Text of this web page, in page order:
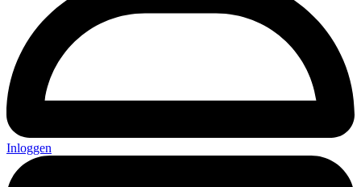
Inloggen